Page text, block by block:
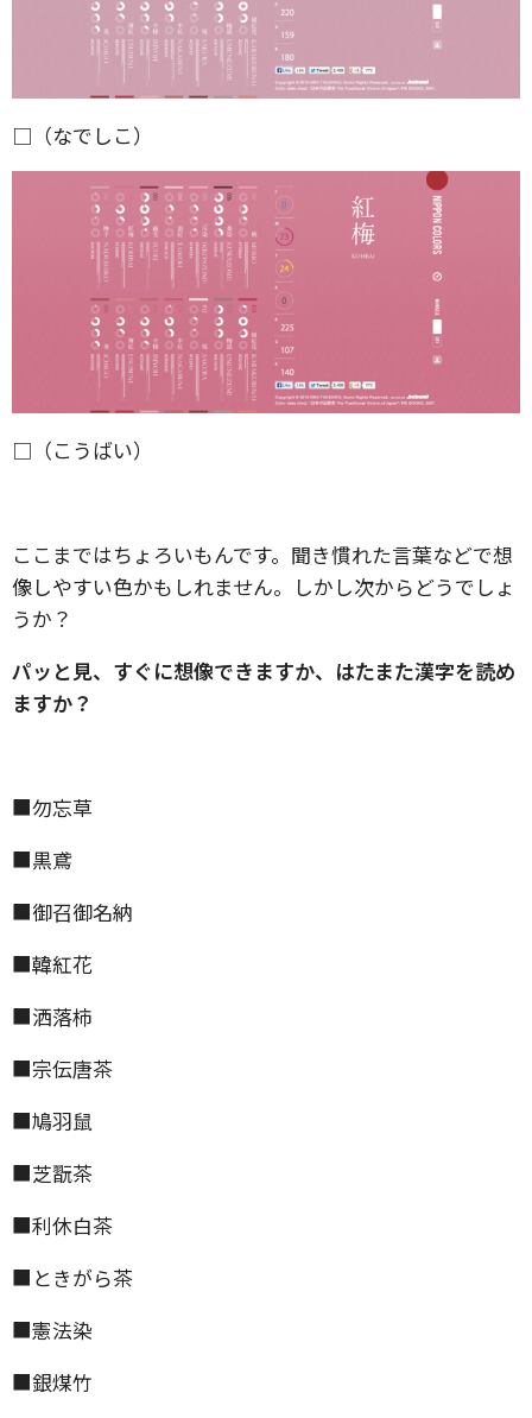
□（なでしこ）
□（こうばい）
ここまではちょろいもんです。聞き慣れた言葉などで想
像しやすい色かもしれません。しかし次からどうでしょ
うか？
パッと見、すぐに想像できますか、はたまた漢字を読め
ますか？
■勿忘草
■黒鳶
■御召御名納
■韓紅花
■洒落柿
■宗伝唐茶
■鳩羽鼠
■芝翫茶
■利休白茶
■ときがら茶
■憲法染
■銀煤竹